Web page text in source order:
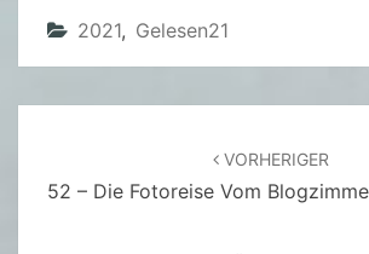
2021, Gelesen21
VORHERIGER
52 – Die Fotoreise Vom